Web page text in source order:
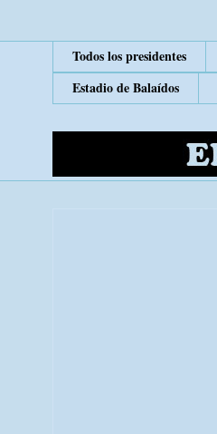
Todos los presidentes
Estadio de Balaídos